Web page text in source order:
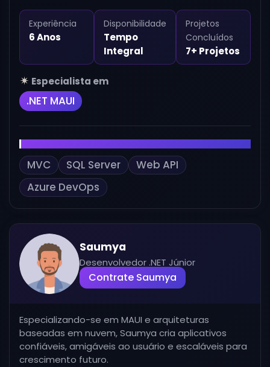
Experiência
6 Anos
Disponibilidade
Tempo
Integral
Projetos
Concluídos
7+ Projetos
Especialista em
.NET MAUI
MVC SQL Server
Web API
Azure DevOps
Saumya
Desenvolvedor .NET Júnior
Contrate Saumya
Especializando-se em MAUI e arquiteturas
baseadas em nuvem, Saumya cria aplicativos
confiáveis, amigáveis ao usuário e escaláveis para
crescimento futuro.